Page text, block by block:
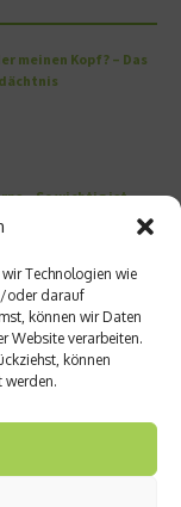
Technologien wie
oder darauf
können wir Daten
Website verarbeiten.
können
werden.
meinen Kopf? – Das
– So wichtig ist
Symptome